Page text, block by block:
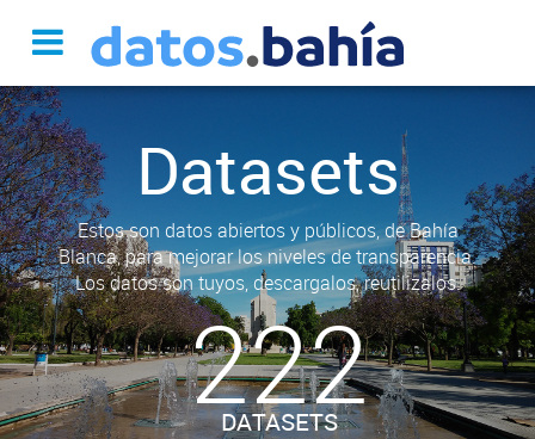
Datasets
Estos son datos abiertos y públicos, de Bahía
Blanca, para mejorar los niveles de transparencia.
Los datos son tuyos, descargalos, reutilizalos.
222
DATASETS